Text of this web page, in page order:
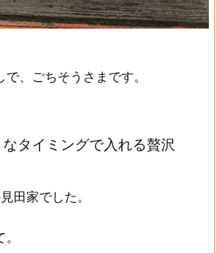
、ごちそうさまです。
タイミングで入れる贅沢
田家でした。